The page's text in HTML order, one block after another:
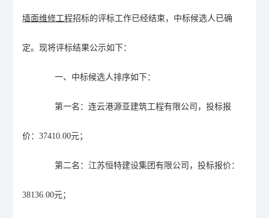
墙面维修工程招标的评标工作已经结束，中标候选人已确
定。现将评标结果公示如下：
一、 中标候选人排序如下：
第一名：连云港源亚建筑工程有限公司，投标报
价：37410.00元；
第二名：江苏恒特建设集团有限公司，投标报价：
38136.00元；